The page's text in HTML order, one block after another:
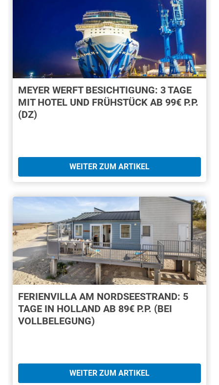
MEYER WERFT BESICHTIGUNG: 3 TAGE
MIT HOTEL UND FRÜHSTÜCK AB 99€ P.P.
(DZ)
WEITER ZUM ARTIKEL
FERIENVILLA AM NORDSEESTRAND: 5
TAGE IN HOLLAND AB 89€ P.P. (BEI
VOLLBELEGUNG)
WEITER ZUM ARTIKEL